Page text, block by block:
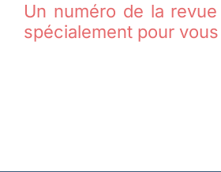
Un numéro de la
spécialement pour vous